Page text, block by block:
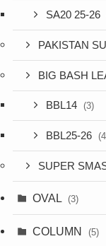
SA20 25-26
PAKISTAN
BIG BASH
BBL14 (3)
BBL25-26
SUPER
OVAL (3)
COLUMN (5)